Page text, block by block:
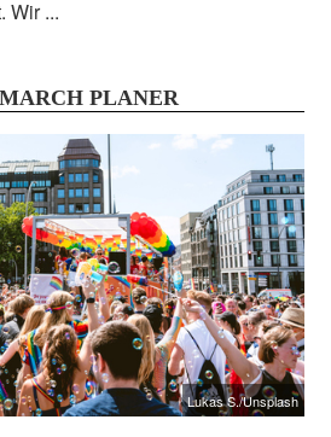
Wir ...
PLANER
Lukas S./Unsplash